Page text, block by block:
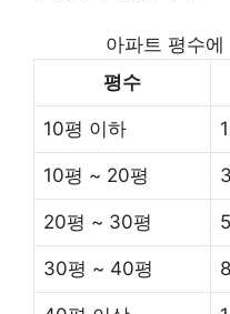
아파트 평수
평수
10평 이하
10평 ~ 20평
20평 ~ 30평
30평 ~ 40평